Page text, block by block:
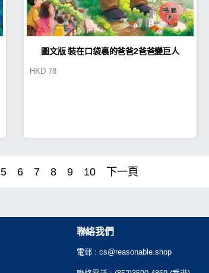
圖文版 裝在口袋裏的爸爸2爸爸變巨人
HKD 78
5 6 7 8 9 10 下一頁
聯絡我們
電郵 : cs@reasonable.shop